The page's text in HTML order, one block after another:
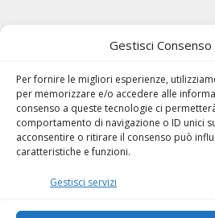
Gestisci Consenso
Per fornire le migliori esperienze,
per memorizzare e/o accedere alle
consenso a queste tecnologie ci
comportamento di navigazione o ID unici
acconsentire o ritirare il consenso può
caratteristiche e funzioni.
Gestisci servizi